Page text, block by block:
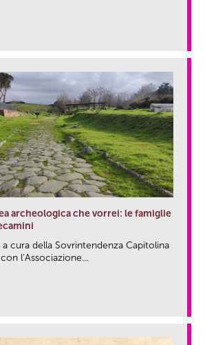
archeologica che vorrei: le famiglie
cura della Sovrintendenza Capitolina
l’Associazione...